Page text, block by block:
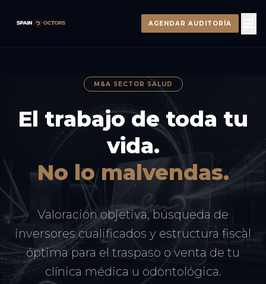
AGENDAR AUDITORÍA
M&A SECTOR SALUD
El trabajo de toda tu
vida.
No lo malvendas.
Valoración objetiva, búsqueda de
inversores cualificados y estructura fiscal
óptima para el traspaso o venta de tu
clínica médica u odontológica.